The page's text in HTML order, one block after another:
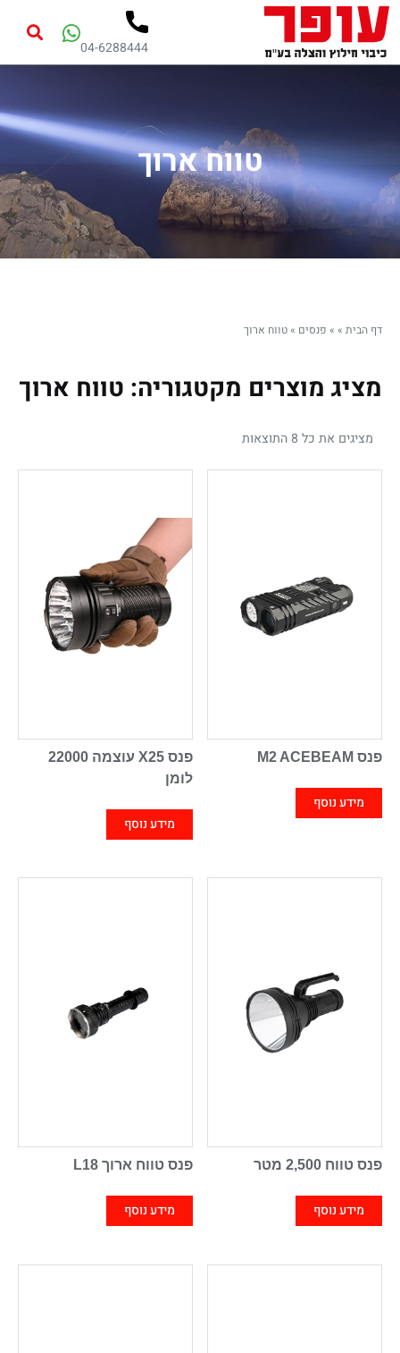
04-6288444
טווח ארוך
דף הבית »
» פנסים »טווח ארוך
מציג מוצרים מקטגוריה: טווח ארוך
מציגים את כל ⁦8⁩ התוצאות
פנס M2 ACEBEAM
מידע נוסף
פנס X25 עוצמה 22000
לומן
מידע נוסף
פנס טווח 2,500 מטר
מידע נוסף
פנס טווח ארוך L18
מידע נוסף